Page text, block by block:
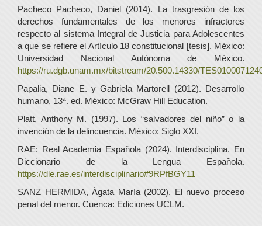
Pacheco Pacheco, Daniel (2014). La trasgresión de los
derechos fundamentales de los menores infractores
respecto al sistema Integral de Justicia para Adolescentes
a que se refiere el Artículo 18 constitucional [tesis]. México:
Universidad Nacional Autónoma de México.
https://ru.dgb.unam.mx/bitstream/20.500.14330/
Papalia, Diane E. y Gabriela Martorell (2012). Desarrollo
humano, 13ª. ed. México: McGraw Hill Education.
Platt, Anthony M. (1997). Los “salvadores del niño” o la
invención de la delincuencia. México: Siglo XXI.
RAE: Real Academia Española (2024). Interdisciplina. En
Diccionario de la Lengua Española.
https://dle.rae.es/interdisciplinario#9RPfBGY11
SANZ HERMIDA, Ágata María (2002). El nuevo proceso
penal del menor. Cuenca: Ediciones UCLM.